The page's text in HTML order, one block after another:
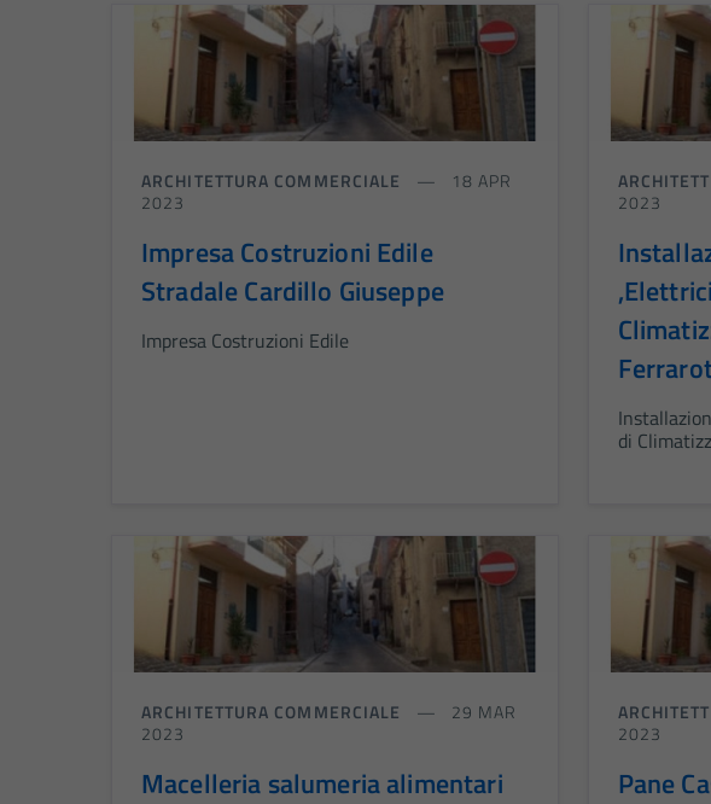
ARCHITETTURA COMMERCIALE
18 APR
2023
Impresa Costruzioni Edile
Stradale Cardillo Giuseppe
Impresa Costruzioni Edile
2023
di
ARCHITETTURA COMMERCIALE
29 MAR
2023
Macelleria salumeria alimentari
2023
Pane